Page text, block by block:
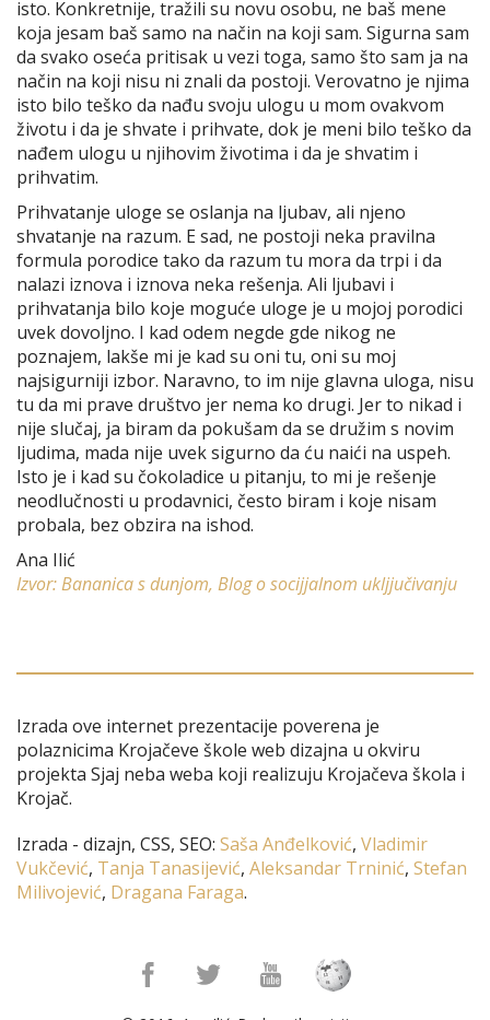
isto. Konkretnije, tražili su novu osobu, ne baš mene
koja jesam baš samo na način na koji sam. Sigurna sam
da svako oseća pritisak u vezi toga, samo što sam ja na
način na koji nisu ni znali da postoji. Verovatno je njima
isto bilo teško da nađu svoju ulogu u mom ovakvom
životu i da je shvate i prihvate, dok je meni bilo teško da
nađem ulogu u njihovim životima i da je shvatim i
prihvatim.
Prihvatanje uloge se oslanja na ljubav, ali njeno
shvatanje na razum. E sad, ne postoji neka pravilna
formula porodice tako da razum tu mora da trpi i da
nalazi iznova i iznova neka rešenja. Ali ljubavi i
prihvatanja bilo koje moguće uloge je u mojoj porodici
uvek dovoljno. I kad odem negde gde nikog ne
poznajem, lakše mi je kad su oni tu, oni su moj
najsigurniji izbor. Naravno, to im nije glavna uloga, nisu
tu da mi prave društvo jer nema ko drugi. Jer to nikad i
nije slučaj, ja biram da pokušam da se družim s novim
ljudima, mada nije uvek sigurno da ću naići na uspeh.
Isto je i kad su čokoladice u pitanju, to mi je rešenje
neodlučnosti u prodavnici, često biram i koje nisam
probala, bez obzira na ishod.
Ana Ilić
Izvor: Bananica s dunjom, Blog o socijjalnom ukljjučivanju
Izrada ove internet prezentacije poverena je
polaznicima Krojačeve škole web dizajna u okviru
projekta Sjaj neba weba koji realizuju Krojačeva škola i
Krojač.
Izrada - dizajn, CSS, SEO: Saša Anđelković, Vladimir
Vukčević, Tanja Tanasijević, Aleksandar Trninić, Stefan
Milivojević, Dragana Faraga.